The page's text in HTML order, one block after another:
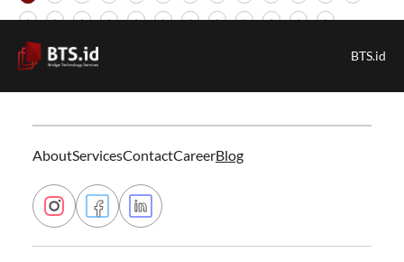
yang tepat.
Indonesia semakin penting dalam membantu bisnis
Software house Indonesia membantu perusahaan
software sesuai kebutuhan bisnis.
Layanannya dapat mencakup analisis kebutuhan,
UI/UX design, custom software development,
integrasi sistem, testing, deployment, hingga
BTS.id
AboutServicesContactCareerBlog